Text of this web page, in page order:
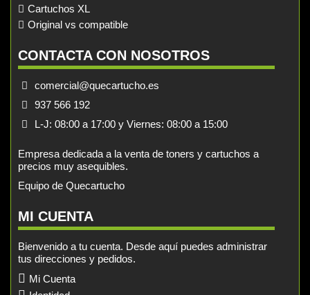
Cartuchos XL
Original vs compatible
CONTACTA CON NOSOTROS
comercial@quecartucho.es
937 566 192
L-J: 08:00 a 17:00 y Viernes: 08:00 a 15:00
Empresa dedicada a la venta de toners y cartuchos a
precios muy asequibles.
Equipo de Quecartucho
MI CUENTA
Bienvenido a tu cuenta. Desde aquí puedes administrar
tus direcciones y pedidos.
Mi Cuenta